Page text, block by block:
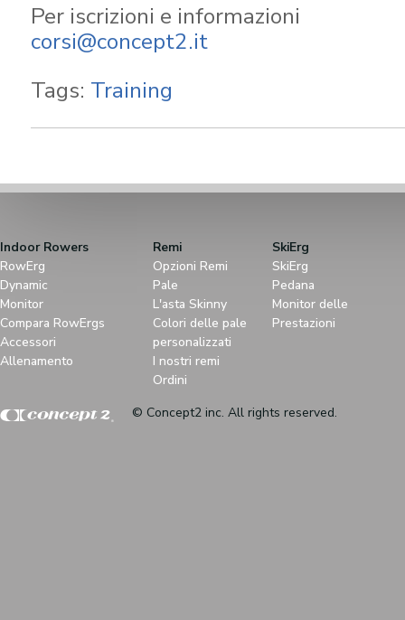
Per iscrizioni e informazioni
corsi@concept2.it
Tags: Training
Indoor Rowers
RowErg
Dynamic
Monitor
Compara RowErgs
Accessori
Allenamento
Remi
Opzioni Remi
Pale
L'asta Skinny
Colori delle pale
personalizzati
I nostri remi
Ordini
SkiErg
SkiErg
Pedana
Monitor delle
Prestazioni
© Concept2 inc. All rights reserved.